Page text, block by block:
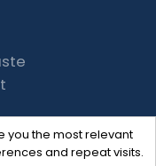
you the most relevant
and repeat visits.